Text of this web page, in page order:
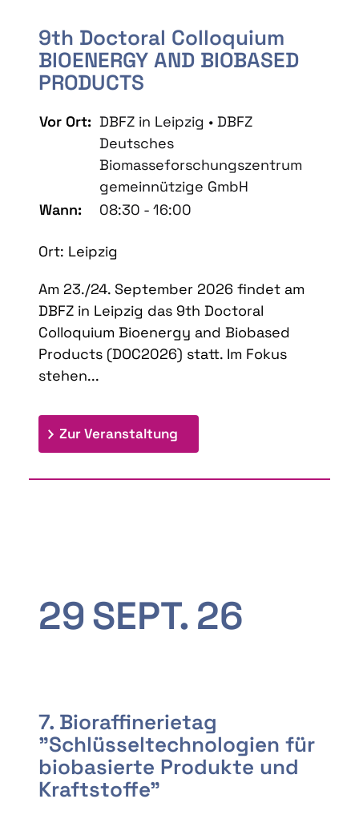
9th Doctoral Colloquium
BIOENERGY AND BIOBASED
PRODUCTS
Vor Ort: DBFZ in Leipzig • DBFZ
Deutsches
Biomasseforschungszentrum
gemeinnützige GmbH
Wann:
08:30 - 16:00
Ort: Leipzig
Am 23./24. September 2026 findet am
DBFZ in Leipzig das 9th Doctoral
Colloquium Bioenergy and Biobased
Products (DOC2026) statt. Im Fokus
stehen...
Zur Veranstaltung
29SEPT. 26
7. Bioraffinerietag
"Schlüsseltechnologien für
biobasierte Produkte und
Kraftstoffe"